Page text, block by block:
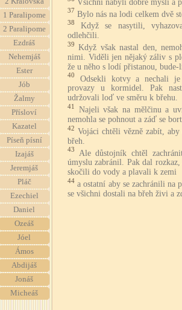
1 Paralipome
2 Paralipome
Ezdráš
Nehemjáš
Ester
Jób
Žalmy
Přísloví
Kazatel
Píseň písní
Izajáš
Jeremjáš
Pláč
Ezechiel
Daniel
Ozeáš
Jóel
Ámos
Abdijáš
Jonáš
Micheáš
Všichni nabyli dobré mysli a
37 Bylo nás na lodi celkem dvě
38
Když se nasytili,
odlehčili.
39
Když však nastal den,
nimi. Viděli jen nějaký záliv s
že u něho s lodí přistanou, bude-
40
Odsekli kotvy a nechali
provazy u kormidel. Pak
udržovali loď ve směru k břehu.
41
Najeli však na mělčinu a
nemohla se pohnout a záď se
42 Vojáci chtěli vězně zabít,
břeh.
43
Ale důstojník chtěl
úmyslu zabránil. Pak dal
skočili do vody a plavali k zemi
44 a ostatní aby se zachránili na
se všichni dostali na břeh živi a